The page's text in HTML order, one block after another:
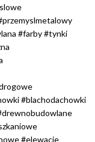
#farby #tynki
#blachodachowki
#elewacje